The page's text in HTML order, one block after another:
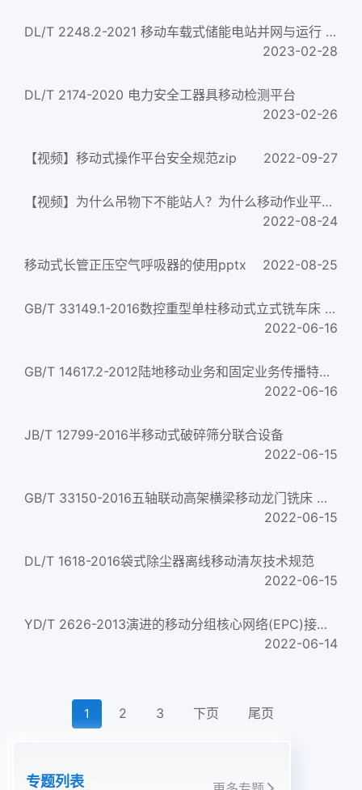
DL/T 2248.2-2021 移动车载式储能电站并网与运行 第2部分：运行规程
2023-02-28
DL/T 2174-2020 电力安全工器具移动检测平台
2023-02-26
【视频】移动式操作平台安全规范zip 2022-09-27
【视频】为什么吊物下不能站人？为什么移动作业平台危险！危险！zip
2022-08-24
移动式长管正压空气呼吸器的使用pptx 2022-08-25
GB/T 33149.1-2016数控重型单柱移动式立式铣车床 第1部分:技术条件
2022-06-16
GB/T 14617.2-2012陆地移动业务和固定业务传播特性 第2部分：100 MHz～1 000 MHz固定业务传播特性...
2022-06-16
JB/T 12799-2016半移动式破碎筛分联合设备
2022-06-15
GB/T 33150-2016五轴联动高架横梁移动龙门铣床 精度检验
2022-06-15
DL/T 1618-2016袋式除尘器离线移动清灰技术规范
2022-06-15
YD/T 2626-2013演进的移动分组核心网络(EPC)接口测试方法S2a/S101/S102/S103
2022-06-14
1 2 3 下页 尾页
专题列表